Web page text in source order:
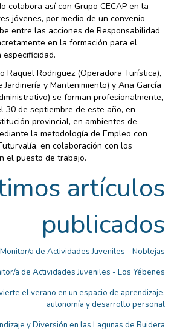
colabora así con Grupo CECAP en la
jóvenes, por medio de un convenio
entre las acciones de Responsabilidad
en la formación para el
especificidad.
Raquel Rodriguez (Operadora Turística),
Jardinería y Mantenimiento) y Ana García
se forman profesionalmente,
30 de septiembre de este año, en
provincial, en ambientes de
la metodología de Empleo con
en colaboración con los
el puesto de trabajo.
artículos
publicados
a de Actividades Juveniles - Noblejas
a de Actividades Juveniles - Los Yébenes
el verano en un espacio de aprendizaje,
autonomía y desarrollo personal
y Diversión en las Lagunas de Ruidera